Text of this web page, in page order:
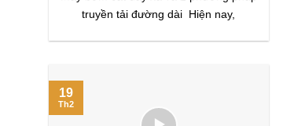
truyền tải đường dài Hiện nay,
19
Th2